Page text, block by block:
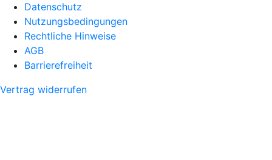
Datenschutz
Nutzungsbedingungen
Rechtliche Hinweise
AGB
Barrierefreiheit
Vertrag widerrufen